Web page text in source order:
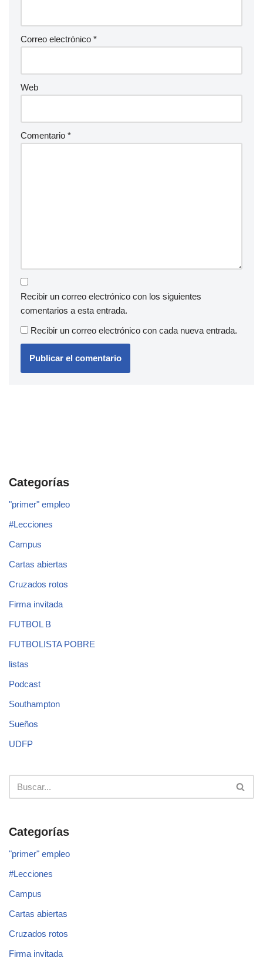
Correo electrónico *
Web
Comentario *
Recibir un correo electrónico con los siguientes
comentarios a esta entrada.
Recibir un correo electrónico con cada nueva entrada.
Categorías
"primer" empleo
#Lecciones
Campus
Cartas abiertas
Cruzados rotos
Firma invitada
FUTBOL B
FUTBOLISTA POBRE
listas
Podcast
Southampton
Sueños
UDFP
Categorías
"primer" empleo
#Lecciones
Campus
Cartas abiertas
Cruzados rotos
Firma invitada